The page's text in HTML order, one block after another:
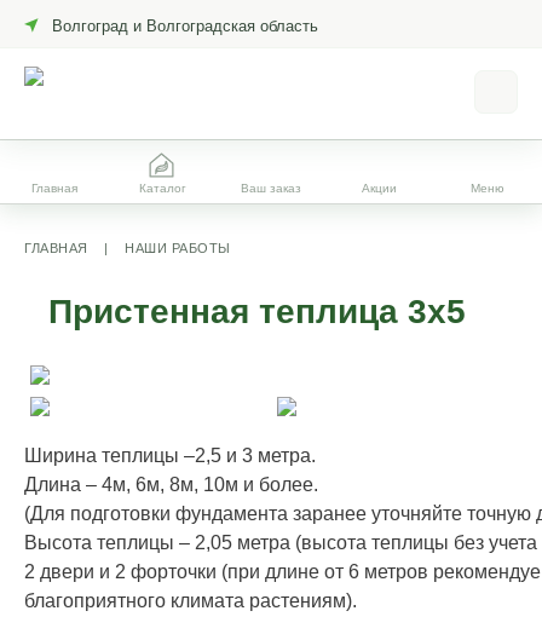
Волгоград и Волгоградская область
Главная Каталог Ваш заказ Акции Меню
ГЛАВНАЯ | НАШИ РАБОТЫ
Пристенная теплица 3х5
Ширина теплицы –2,5 и 3 метра.
Длина – 4м, 6м, 8м, 10м и более.
(Для подготовки фундамента заранее уточняйте точную
Высота теплицы – 2,05 метра (высота теплицы без
2 двери и 2 форточки (при длине от 6 метров
благоприятного климата растениям).